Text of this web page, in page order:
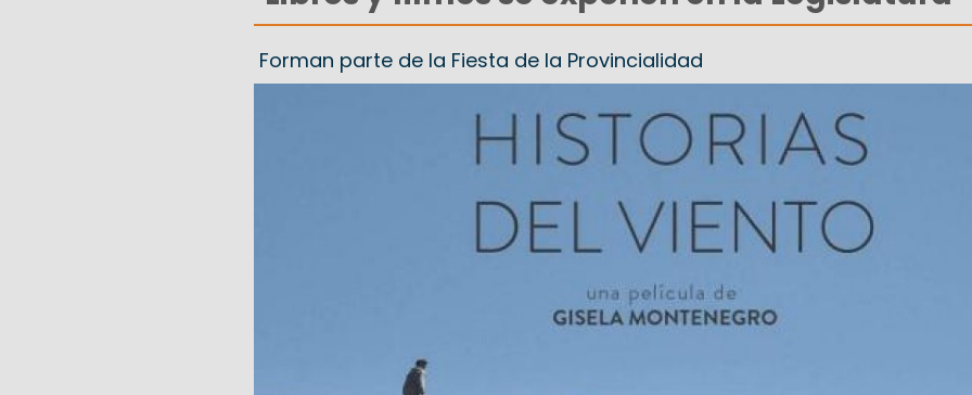
Forman parte de la Fiesta de la Provincialidad